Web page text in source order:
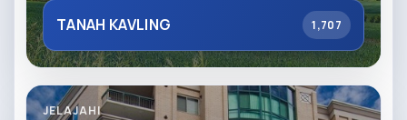
TANAH KAVLING 1,707
JELAJAHI